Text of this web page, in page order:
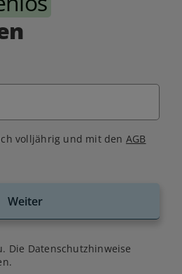
volljährig und mit den AGB
Weiter
Die Datenschutzhinweise